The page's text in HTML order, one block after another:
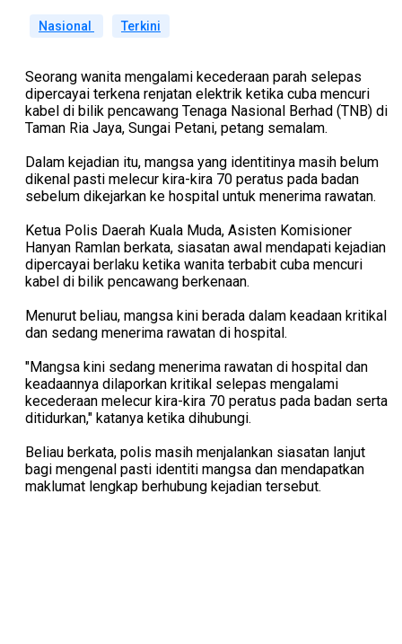
Nasional Terkini
Seorang wanita mengalami kecederaan parah selepas
dipercayai terkena renjatan elektrik ketika cuba mencuri
kabel di bilik pencawang Tenaga Nasional Berhad (TNB) di
Taman Ria Jaya, Sungai Petani, petang semalam.
Dalam kejadian itu, mangsa yang identitinya masih belum
dikenal pasti melecur kira-kira 70 peratus pada badan
sebelum dikejarkan ke hospital untuk menerima rawatan.
Ketua Polis Daerah Kuala Muda, Asisten Komisioner
Hanyan Ramlan berkata, siasatan awal mendapati kejadian
dipercayai berlaku ketika wanita terbabit cuba mencuri
kabel di bilik pencawang berkenaan.
Menurut beliau, mangsa kini berada dalam keadaan kritikal
dan sedang menerima rawatan di hospital.
"Mangsa kini sedang menerima rawatan di hospital dan
keadaannya dilaporkan kritikal selepas mengalami
kecederaan melecur kira-kira 70 peratus pada badan serta
ditidurkan," katanya ketika dihubungi.
Beliau berkata, polis masih menjalankan siasatan lanjut
bagi mengenal pasti identiti mangsa dan mendapatkan
maklumat lengkap berhubung kejadian tersebut.